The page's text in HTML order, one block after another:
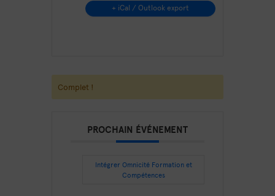
+ iCal / Outlook export
Complet !
PROCHAIN ÉVÉNEMENT
Intégrer Omnicité Formation et
Compétences